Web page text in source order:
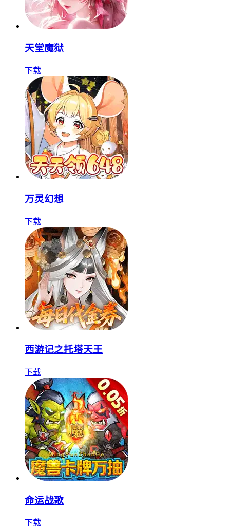
天堂魔狱
下载
万灵幻想
下载
西游记之托塔天王
下载
命运战歌
下载